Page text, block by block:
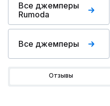
Все джемперы
Rumoda
Все джемперы
Отзывы